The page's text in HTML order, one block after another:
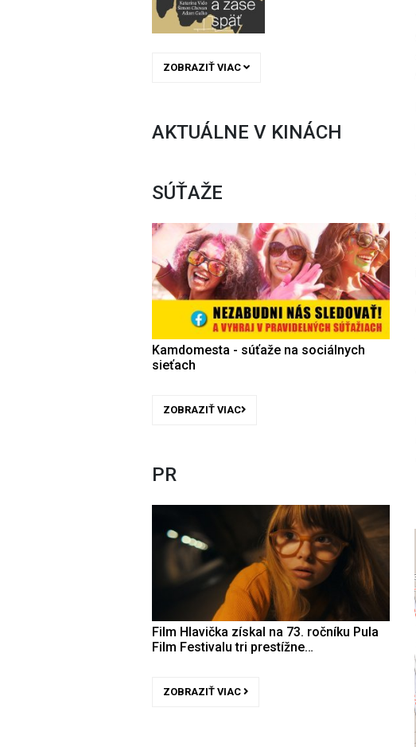
ZOBRAZIŤ VIAC
AKTUÁLNE V KINÁCH
SÚŤAŽE
Kamdomesta - súťaže na sociálnych
sieťach
ZOBRAZIŤ VIAC
PR
Film Hlavička získal na 73. ročníku Pula
Film Festivalu tri prestížne…
ZOBRAZIŤ VIAC